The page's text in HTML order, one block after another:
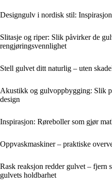
Designgulv i nordisk stil:
Slitasje og riper: Slik påvirker de
rengjøringsvennlighet
Stell gulvet ditt naturlig – uten
Akustikk og gulvoppbygging: Slik
design
Inspirasjon: Røreboller som gjør
Oppvaskmaskiner – praktiske
Rask reaksjon redder gulvet – fjern
gulvets holdbarhet